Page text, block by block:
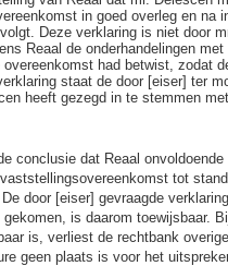
in goed overleg en na
Deze verklaring is niet door
Reaal de onderhandelingen
had betwist, zodat
staat de door [eiser] ter
heeft gezegd in te stemmen
conclusie dat Reaal
tot
door [eiser] gevraagde
is daarom toewijsbaar.
is, verliest de rechtbank
geen plaats is voor het